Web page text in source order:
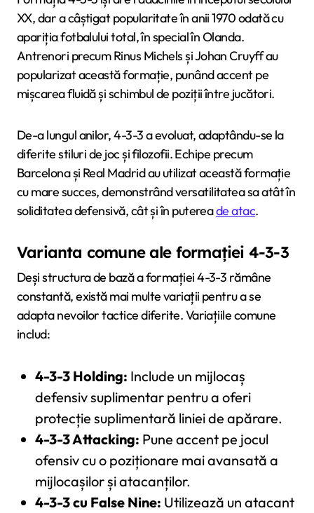
XX, dar a câștigat popularitate în anii 1970 odată cu
apariția fotbalului total, în special în Olanda.
Antrenori precum Rinus Michels și Johan Cruyff au
popularizat această formație, punând accent pe
mișcarea fluidă și schimbul de poziții între jucători.
De-a lungul anilor, 4-3-3 a evoluat, adaptându-se la
diferite stiluri de joc și filozofii. Echipe precum
Barcelona și Real Madrid au utilizat această formație
cu mare succes, demonstrând versatilitatea sa atât în
soliditatea defensivă, cât și în putereade atac.
Varianta comune ale formației 4-3-3
Deși structura de bază a formației 4-3-3 rămâne
constantă, există mai multe variații pentru a se
adapta nevoilor tactice diferite. Variațiile comune
includ:
4-3-3 Holding: Include un mijlocaș
defensiv suplimentar pentru a oferi
protecție suplimentară liniei de apărare.
4-3-3 Attacking: Pune accent pe jocul
ofensiv cu o poziționare mai avansată a
mijlocașilor și atacanților.
4-3-3 cu False Nine: Utilizează un atacant